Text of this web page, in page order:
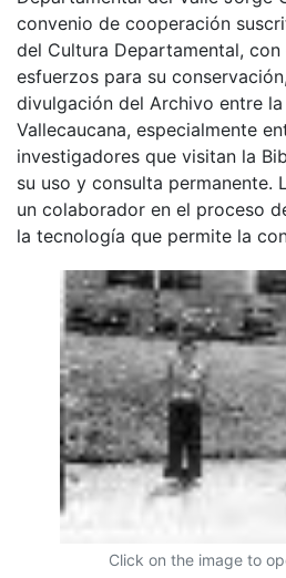
convenio de cooperación
del Cultura Departamental,
esfuerzos para su
divulgación del Archivo entre
Vallecaucana, especialmente
investigadores que visitan la
su uso y consulta permanente.
un colaborador en el proceso
la tecnología que permite la
Click on the image to